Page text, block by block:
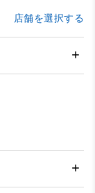
店舗を選択する